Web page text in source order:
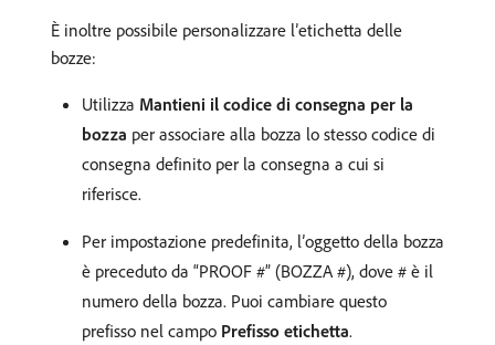
È inoltre possibile personalizzare l’etichetta delle
bozze:
Utilizza Mantieni il codice di consegna per la
bozza per associare alla bozza lo stesso codice di
consegna definito per la consegna a cui si
riferisce.
Per impostazione predefinita, l’oggetto della bozza
è preceduto da “PROOF #” (BOZZA #), dove # è il
numero della bozza. Puoi cambiare questo
prefisso nel campo Prefisso etichetta.